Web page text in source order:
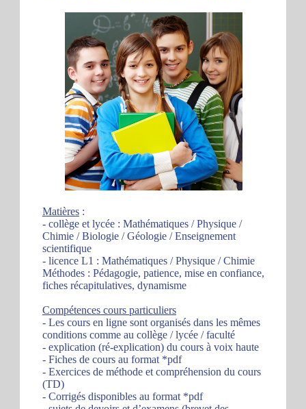
Matières :
- collège et lycée : Mathématiques / Physique /
Chimie / Biologie / Géologie / Enseignement
scientifique
- licence L1 : Mathématiques / Physique / Chimie
Méthodes : Pédagogie, patience, mise en confiance,
fiches récapitulatives, dynamisme
Compétences cours particuliers
- Les cours en ligne sont organisés dans les mêmes
conditions comme au collège / lycée / faculté
- explication (ré-explication) du cours à voix haute
- Fiches de cours au format *pdf
- Exercices de méthode et compréhension du cours
(TD)
- Corrigés disponibles au format *pdf